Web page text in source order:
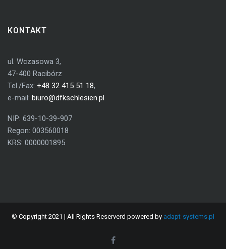
KONTAKT
ul. Wczasowa 3,
47-400 Racibórz
Tel./Fax: +48 32 415 51 18,
e-mail: biuro@dfkschlesien.pl
NIP: 639-10-39-907
Regon: 003560018
KRS: 0000001895
© Copyright 2021 | All Rights Reserverd powered by adapt-systems.pl